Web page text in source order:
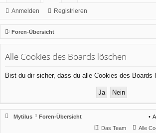
or
en
itg
lie
de
Anmelden Registrieren
Foren-Übersicht
Alle Cookies des Boards löschen
Bist du dir sicher, dass du alle Cookies des Boards
Mytilus Foren-Übersicht
Alle
Das Team